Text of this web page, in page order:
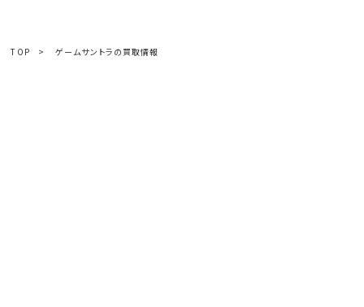
TOP > ゲームサントラの買取情報